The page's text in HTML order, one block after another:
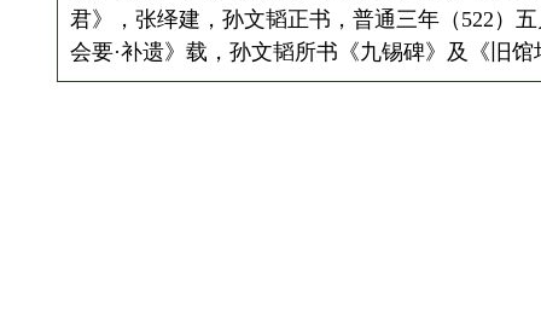
君》，张绎建，孙文韬正书，普通三年（522）
会要·补遗》载，孙文韬所书《九锡碑》及《旧